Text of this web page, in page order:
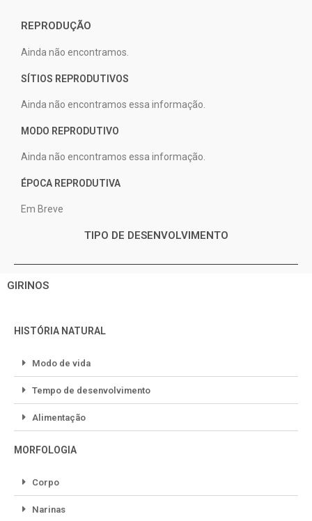
REPRODUÇÃO
Ainda não encontramos.
SÍTIOS REPRODUTIVOS
Ainda não encontramos essa informação.
MODO REPRODUTIVO
Ainda não encontramos essa informação.
ÉPOCA REPRODUTIVA
Em Breve
TIPO DE DESENVOLVIMENTO
GIRINOS
HISTÓRIA NATURAL
Modo de vida
Tempo de desenvolvimento
Alimentação
MORFOLOGIA
Corpo
Narinas